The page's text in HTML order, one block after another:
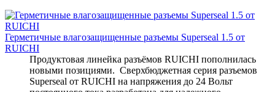
Герметичные влагозащищенные разъемы Superseal 1.5 от
RUICHI
Продуктовая линейка разъёмов RUICHI пополнилась
новыми позициями. Сверхбюджетная серия разъемов
Superseal от RUICHI на напряжения до 24 Вольт